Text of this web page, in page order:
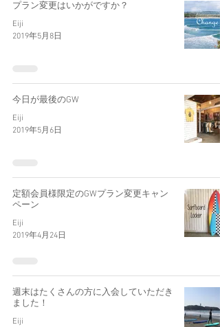
プラン変更はいかがですか？
Eiji
2019年5月8日
今日が最後のGW
Eiji
2019年5月6日
定額会員様限定のGWプラン変更キャン
ペーン
Eiji
2019年4月24日
週末はたくさんの方に入会していただき
ました！
Eiji